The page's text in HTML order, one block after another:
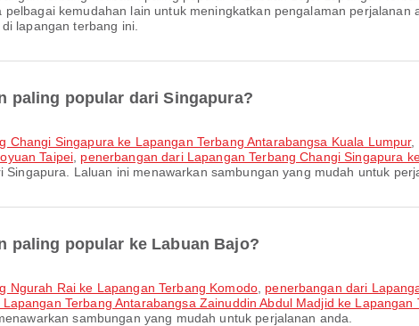
kemudahan lain untuk meningkatkan pengalaman
lapangan terbang ini.
paling popular dari Singapura?
Changi Singapura ke Lapangan Terbang Antarabangsa Kuala Lumpur,
Taipei penerbangan dari Lapangan Terbang Changi Singapura
Laluan ini menawarkan sambungan yang mudah untuk
paling popular ke Labuan Bajo?
Ngurah Rai ke Lapangan Terbang Komodo, penerbangan dari
Terbang Antarabangsa Zainuddin Abdul Madjid ke Lapangan
sambungan yang mudah untuk perjalanan anda.